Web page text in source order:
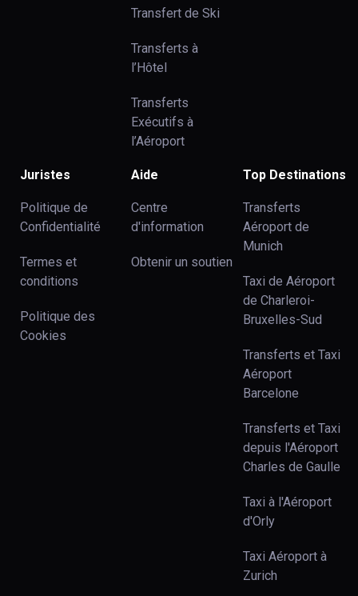
Transfert de Ski
Transferts à
l’Hôtel
Transferts
Exécutifs à
l’Aéroport
Juristes
Politique de
Confidentialité
Termes et
conditions
Politique des
Cookies
Aide
Centre
d'information
Obtenir un soutien
Top Destinations
Transferts
Aéroport de
Munich
Taxi de Aéroport
de Charleroi-
Bruxelles-Sud
Transferts et Taxi
Aéroport
Barcelone
Transferts et Taxi
depuis l'Aéroport
Charles de Gaulle
Taxi à l'Aéroport
d'Orly
Taxi Aéroport à
Zurich